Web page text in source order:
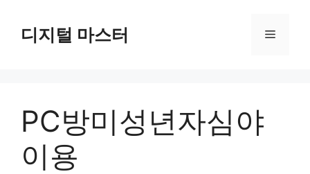
디지털 마스터 메
PC방미성년자심야
이용